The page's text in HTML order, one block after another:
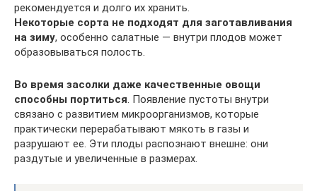
рекомендуется и долго их хранить.
Некоторые сорта не подходят для заготавливания
на зиму, особенно салатные — внутри плодов может
образовываться полость.
Во время засолки даже качественные овощи
способны портиться. Появление пустоты внутри
связано с развитием микроорганизмов, которые
практически перерабатывают мякоть в газы и
разрушают ее. Эти плоды распознают внешне: они
раздутые и увеличенные в размерах.